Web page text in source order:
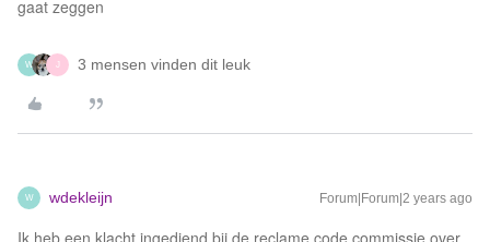
gaat zeggen
W J 3 mensen vinden dit leuk
W wdekleijn Forum|Forum|2 years ago
Ik heb een klacht ingediend bij de reclame code commissie over